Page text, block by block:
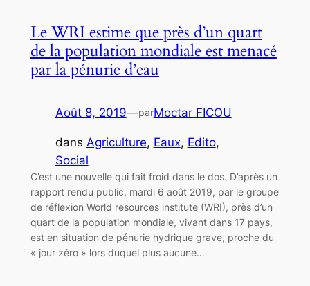
Le WRI estime que près d’un quart
de la population mondiale est menacé
par la pénurie d’eau
Août 8, 2019—parMoctar FICOU
dans Agriculture, Eaux, Edito
Social
C’est une nouvelle qui fait froid dans le dos. D’après un
rapport rendu public, mardi 6 août 2019, par le groupe
de réflexion World resources institute (WRI), près d’un
quart de la population mondiale, vivant dans 17 pays,
est en situation de pénurie hydrique grave, proche du
« jour zéro » lors duquel plus aucune…